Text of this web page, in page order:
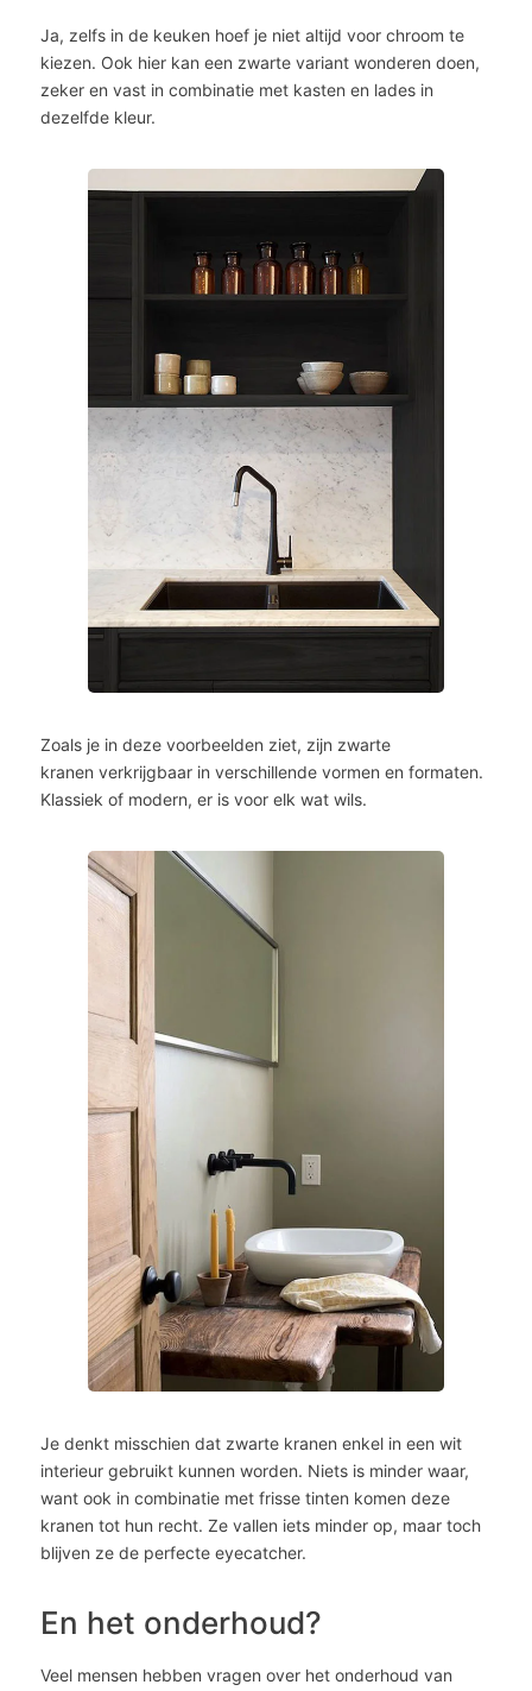
Ja, zelfs in de keuken hoef je niet altijd voor chroom te
kiezen. Ook hier kan een zwarte variant wonderen doen,
zeker en vast in combinatie met kasten en lades in
dezelfde kleur.
Zoals je in deze voorbeelden ziet, zijn zwarte
kranen verkrijgbaar in verschillende vormen en formaten.
Klassiek of modern, er is voor elk wat wils.
Je denkt misschien dat zwarte kranen enkel in een wit
interieur gebruikt kunnen worden. Niets is minder waar,
want ook in combinatie met frisse tinten komen deze
kranen tot hun recht. Ze vallen iets minder op, maar toch
blijven ze de perfecte eyecatcher.
En het onderhoud?
Veel mensen hebben vragen over het onderhoud van